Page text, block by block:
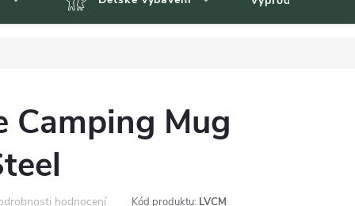
Camping Mug
hodnocení Kód produktu: LVCM